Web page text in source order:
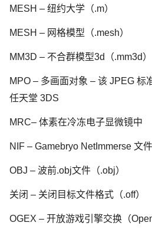
MESH – 纽约大学（.m）
MESH – 网格模型（.mesh）
MM3D – 不合群模型3d（.mm3d）
MPO – 多画面对象 – 该 JPEG 标
任天堂 3DS
MRC– 体素在冷冻电子显微镜中
NIF – Gamebryo NetImmerse 文件
OBJ – 波前.obj文件（.obj）
关闭 – 关闭目标文件格式（.off）
OGEX – 开放游戏引擎交换（